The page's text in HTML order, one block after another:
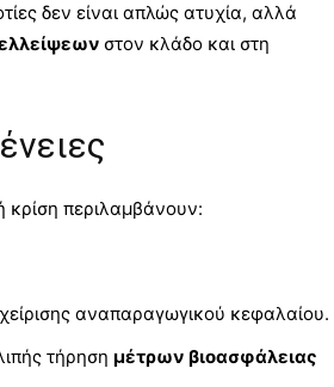
δεν είναι απλώς ατυχία, αλλά
στον κλάδο και στη
κρίση περιλαμβάνουν:
αναπαραγωγικού κεφαλαίου.
τήρηση μέτρων βιοασφάλειας